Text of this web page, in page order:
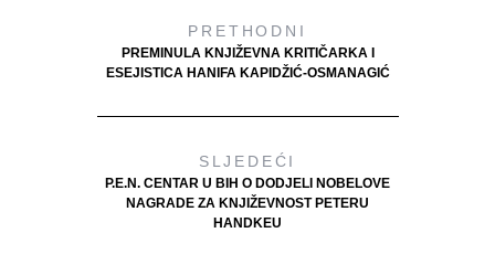
PRETHODNI
PREMINULA KNJIŽEVNA KRITIČARKA I
ESEJISTICA HANIFA KAPIDŽIĆ-OSMANAGIĆ
SLJEDEĆI
P.E.N. CENTAR U BIH O DODJELI NOBELOVE
NAGRADE ZA KNJIŽEVNOST PETERU
HANDKEU